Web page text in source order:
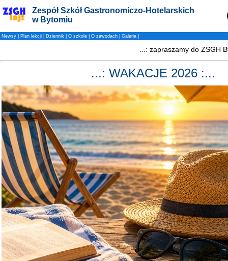
Zespół Szkół Gastronomiczo-Hotelarskich
w Bytomiu
Newsy Plan lekcji Dziennik O szkole O zawodach Galeria
...: WAKACJE 2026 :...